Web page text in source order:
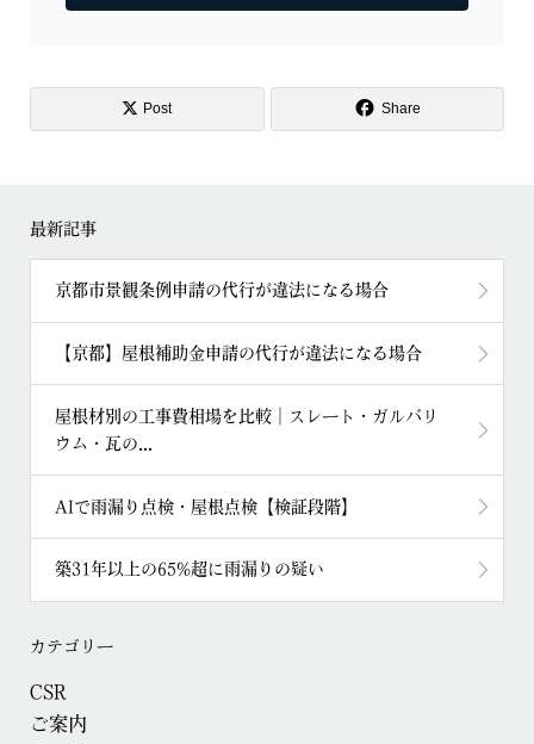
Post Share
最新記事
京都市景観条例申請の代行が違法になる場合
【京都】屋根補助金申請の代行が違法になる場合
屋根材別の工事費相場を比較｜スレート・ガルバリ
ウム・瓦の...
AIで雨漏り点検・屋根点検【検証段階】
築31年以上の65%超に雨漏りの疑い
カテゴリー
CSR
ご案内